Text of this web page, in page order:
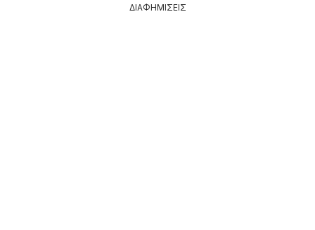
ΔΙΑΦΗΜΙΣΕΙΣ